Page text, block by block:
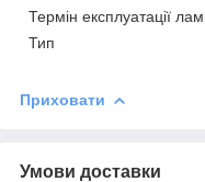
Термін експлуатації
Тип
Приховати
Умови доставки